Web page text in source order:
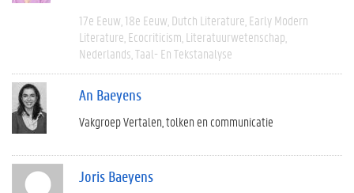
17e Eeuw 18e Eeuw Dutch Literature Early Modern
Literature Ecocriticism Literatuurwetenschap
Nederlands Taal- En Tekstanalyse
An Baeyens
Vakgroep Vertalen, tolken en communicatie
Joris Baeyens